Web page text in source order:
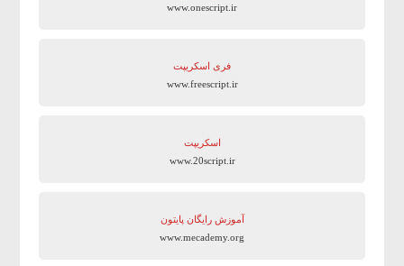
www.onescript.ir
فری اسکریپت
www.freescript.ir
اسکریپت
www.20script.ir
آموزش رایگان پایتون
www.mecademy.org